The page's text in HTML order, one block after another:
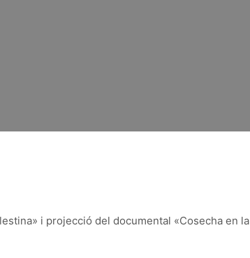
i projecció del documental «Cosecha en la